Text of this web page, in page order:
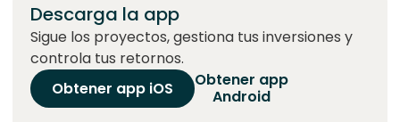
Descarga la app
Sigue los proyectos, gestiona tus inversiones y
controla tus retornos.
Obtener app iOS
Obtener app
Android